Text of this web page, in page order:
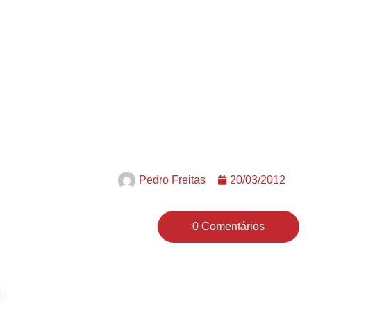
Pedro Freitas 20/03/2012
0 Comentários